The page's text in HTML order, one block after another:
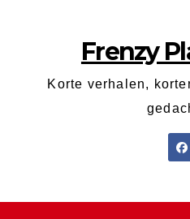
Frenzy
Korte verhalen,